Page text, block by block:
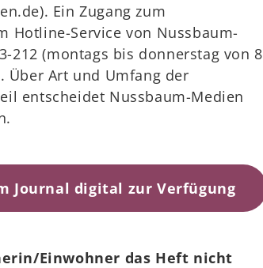
Ein Zugang zum
Hotline-Service von Nussbaum-
212 (montags bis donnerstag von 8
Über Art und Umfang der
entscheidet Nussbaum-Medien
Journal digital zur Verfügung
Einwohner das Heft nicht